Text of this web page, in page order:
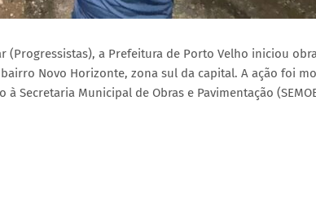
a Prefeitura de Porto Velho iniciou
Novo Horizonte, zona sul da capital. A ação foi
Municipal de Obras e Pavimentação